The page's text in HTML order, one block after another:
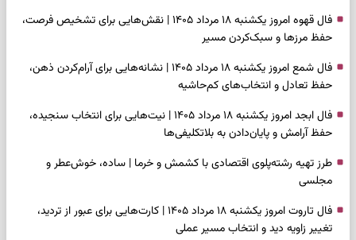
فال قهوه امروز یکشنبه ۱۸ مرداد ۱۴۰۵ | نقش‌هایی برای تشخیص فرصت،
حفظ مرزها و سبک‌کردن مسیر
فال شمع امروز یکشنبه ۱۸ مرداد ۱۴۰۵ | نشانه‌هایی برای آرام‌کردن ذهن،
حفظ تعادل و انتخاب‌های کم‌حاشیه
فال ابجد امروز یکشنبه ۱۸ مرداد ۱۴۰۵ | نیت‌هایی برای انتخاب سنجیده،
حفظ آرامش و پایان‌دادن به بلاتکلیفی‌ها
طرز تهیه رشته‌پلوی اقتصادی با کشمش و خرما | ساده، خوش‌عطر و
مجلسی
فال تاروت امروز یکشنبه ۱۸ مرداد ۱۴۰۵ | کارت‌هایی برای عبور از تردید،
تغییر زاویه دید و انتخاب مسیر عملی